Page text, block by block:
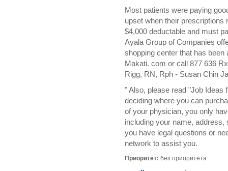
Most patients were paying
upset when their prescriptions
$4,000 deductable and must
Ayala Group of Companies
shopping center that has been
Makati. com or call 877 636
Rigg, RN, Rph - Susan Chin
" Also, please read "Job Ideas
deciding where you can
of your physician, you only
including your name, address,
you have legal questions or
network to assist you.
Приоритет: без приоритета